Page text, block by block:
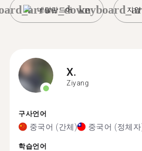
네덜란드어 지양
X.
Ziyang
구사언어
중국어 (간체) 중국어 (정체
학습언어